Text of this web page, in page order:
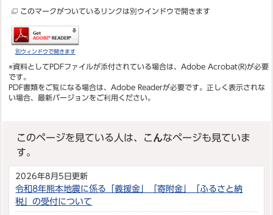
このマークがついているリンクは別ウインドウで開きます
別ウィンドウで開きます
※資料としてPDFファイルが添付されている場合は、 Adobe Acrobat(R)が必要
です。
PDF書類をご覧になる場合は、 Adobe Readerが必要です。正しく表示されな
い場合、最新バージョンをご利用ください。
このページを見ている人は、こんなページも見ていま
す。
2026年8月5日更新
令和8年熊本地震に係る「義援金」「寄附金」「ふるさと納
税」の受付について